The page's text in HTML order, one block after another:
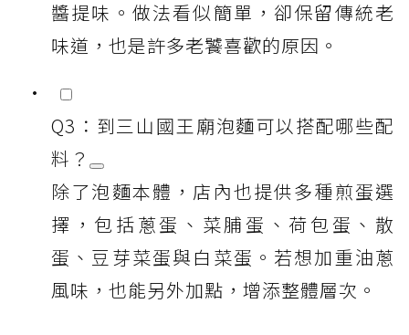
醬提味。做法看似簡單，卻保留傳統老
味道，也是許多老饕喜歡的原因。
Q3：到三山國王廟泡麵可以搭配哪些配
料？
除了泡麵本體，店內也提供多種煎蛋選
擇，包括蔥蛋、菜脯蛋、荷包蛋、散
蛋、豆芽菜蛋與白菜蛋。若想加重油蔥
風味，也能另外加點，增添整體層次。